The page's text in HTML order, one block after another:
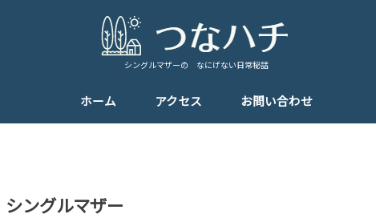
シングルマザーの なにげない日常秘話
ホーム アクセス お問い合わせ
シングルマザー